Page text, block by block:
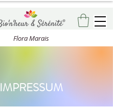
Flora Marais
IMPRESSUM